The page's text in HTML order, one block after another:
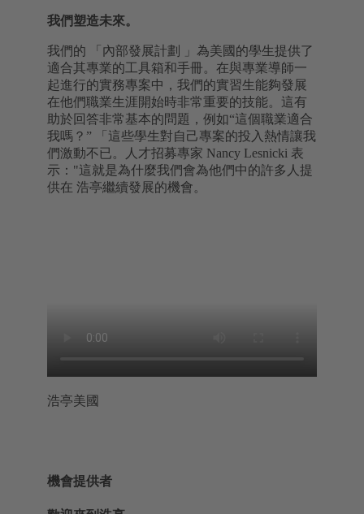
我們塑造未來。
我們的 「內部發展計劃 」為美國的學生提供了
適合其專業的工具箱和手冊。在與專業導師一
起進行的實務專案中，我們的實習生能夠發展
在他們職業生涯開始時非常重要的技能。這有
助於回答非常基本的問題，例如“這個職業適合
我嗎？” 「這些學生對自己專案的投入熱情讓我
們激動不已。人才招募專家 Nancy Lesnicki 表
示："這就是為什麼我們會為他們中的許多人提
供在 浩亭繼續發展的機會。
浩亭美國
機會提供者